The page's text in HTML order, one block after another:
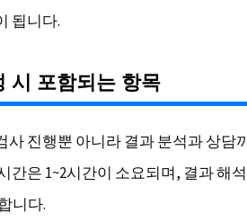
됩니다.
시 포함되는 항목
사 진행뿐 아니라 결과 분석과 상담
간은 1~2시간이 소요되며, 결과 해
니다.